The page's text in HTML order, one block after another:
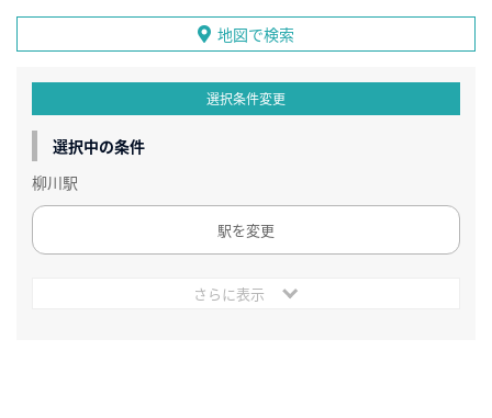
地図で検索
選択条件変更
選択中の条件
柳川駅
駅を変更
さらに表示